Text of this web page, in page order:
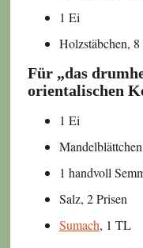
1 Ei
Holzstäbchen,
Für „das
orientalischen
1 Ei
1 handvoll
Salz, 2 Prisen
Sumach, 1 TL